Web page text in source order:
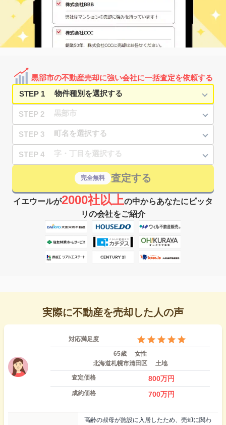
黒部市の不動産売却に強い会社に一括査定を依頼する
STEP 1
STEP 2
STEP 3
STEP 4
完全無料 査定する
イエウールが2000社以上の中からあなたにピッタ
リの会社をご紹介
実際に不動産を売却した人の声
対応満足度
65歳
女性
北海道札幌市清田区
土地
査定価格
800万円
成約価格 700万円
高齢の叔母が施設に入居したため、売却に関わ